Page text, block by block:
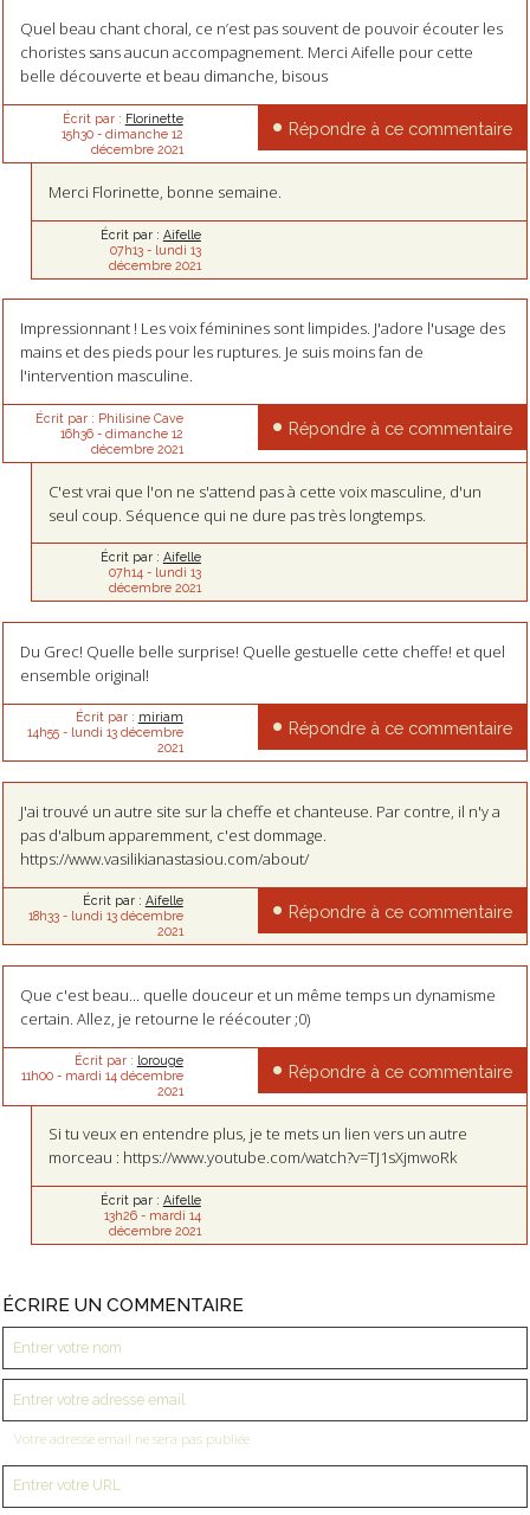
Quel beau chant choral, ce n’est pas souvent de pouvoir écouter les
choristes sans aucun accompagnement. Merci Aifelle pour cette
belle découverte et beau dimanche, bisous
Écrit par : Florinette
15h30- dimanche 12
décembre 2021
Répondre à ce commentaire
Merci Florinette, bonne semaine.
Écrit par : Aifelle
07h13- lundi 13
décembre 2021
Impressionnant ! Les voix féminines sont limpides. J'adore l'usage des
mains et des pieds pour les ruptures. Je suis moins fan de
l'intervention masculine.
Écrit par : Philisine Cave
16h36- dimanche 12
décembre 2021
Répondre à ce commentaire
C'est vrai que l'on ne s'attend pas à cette voix masculine, d'un
seul coup. Séquence qui ne dure pas très longtemps.
Écrit par : Aifelle
07h14 - lundi 13
décembre 2021
Du Grec! Quelle belle surprise! Quelle gestuelle cette cheffe! et quel
ensemble original!
Écrit par : miriam
14h55- lundi 13 décembre
2021
Répondre à ce commentaire
J'ai trouvé un autre site sur la cheffe et chanteuse. Par contre, il n'y a
pas d'album apparemment, c'est dommage.
https://www.vasilikianastasiou.com/about/
Écrit par : Aifelle
18h33- lundi 13 décembre
2021
Répondre à ce commentaire
Que c'est beau... quelle douceur et un même temps un dynamisme
certain. Allez, je retourne le réécouter ;0)
Écrit par : lorouge
11h00- mardi 14 décembre
2021
Répondre à ce commentaire
Si tu veux en entendre plus, je te mets un lien vers un autre
morceau : https://www.youtube.com/watch?v=TJ1sXjmwoRk
Écrit par : Aifelle
13h26- mardi 14
décembre 2021
ÉCRIRE UN COMMENTAIRE
Votre adresse email ne sera pas publiée